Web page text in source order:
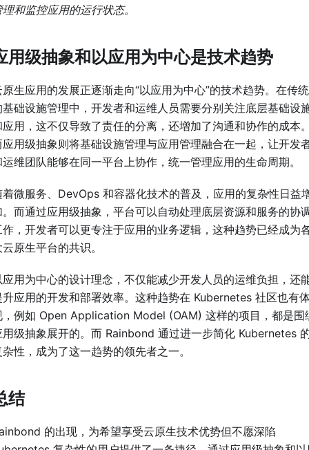
和监控应用的运行状态。
用级抽象和以应用为中心是技术趋势
生应用的发展正逐渐走向“以应用为中心”的技术趋势。在传统
基础设施管理中，开发者和运维人员需要分别关注底层基础设
应用，这不仅导致了责任的分离，还增加了沟通和协作的成本
应用级抽象则将基础设施管理与应用管理融合在一起，让开发
维团队能够在同一平台上协作，统一管理应用的生命周期。
着微服务、DevOps 和容器化技术的普及，应用的复杂性日益
。而通过应用级抽象，平台可以自动处理底层资源和服务的协
作，开发者可以更专注于应用的业务逻辑，这种趋势已经成为
原生平台的共识。
应用为中心的设计理念，不仅能减少开发人员的运维负担，还
升应用的开发和部署效率。这种趋势在 Kubernetes 社区也有
，例如 Open Application Model (OAM) 这样的项目，都是围
用级抽象展开的。而 Rainbond 通过进一步简化 Kubernetes
性，成为了这一趋势的领先者之一。
结
的出现，为希望享受云原生技术优势但不愿深陷